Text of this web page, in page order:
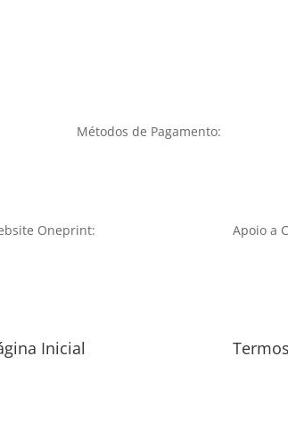
Métodos de Pagamento:
Oneprint:
Inicial
Apoio a